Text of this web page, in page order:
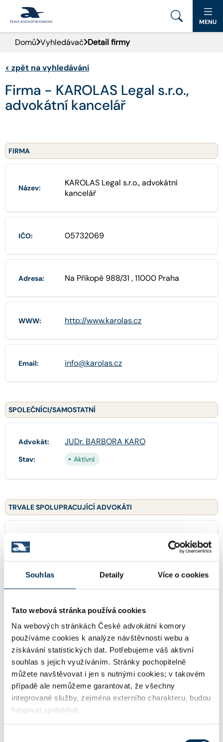
Souhlas Detaily Více o cookies
Tato webová stránka používá cookies
Na webových stránkách České advokátní komory
používáme cookies k analýze návštěvnosti webu a
získávání statistických dat. Potřebujeme váš aktivní
souhlas s jejich využíváním. Stránky pochopitelně
můžete navštěvovat i jen s nutnými cookies; v takovém
případě ale nemůžeme garantovat, že všechny
integrované služby, zejména externího charakteru, budou
fungovat spolehlivě.
PORTÁL ČAK
DOMŮ
AKTUALITY
PRO VEŘEJNOST
MENU
Domů Vyhledávač Detail firmy
< zpět na vyhledávání
Firma - KAROLAS Legal s.r.o.,
advokátní kancelář
FIRMA
Název:
KAROLAS Legal s.r.o., advokátní
kancelář
IČO: 05732069
Adresa: Na Příkopě 988/31 , 11000 Praha
WWW: http://www.karolas.cz
Email: info@karolas.cz
SPOLEČNÍCI/SAMOSTATNÍ
Advokát: JUDr. BARBORA KARO
Stav: Aktivní
TRVALE SPOLUPRACUJÍCÍ ADVOKÁTI
KONCIPIENTI
Koncipient: Mgr. PETR VIDLÁK
Stav: Aktivní